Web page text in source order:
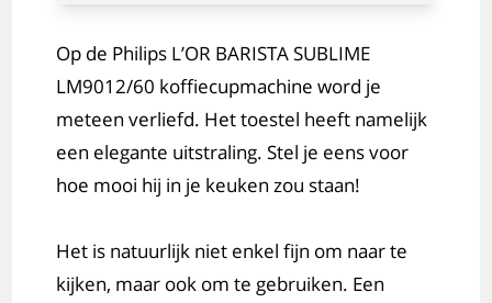
Op de Philips L’OR BARISTA SUBLIME
LM9012/60 koffiecupmachine word je
meteen verliefd. Het toestel heeft namelijk
een elegante uitstraling. Stel je eens voor
hoe mooi hij in je keuken zou staan!
Het is natuurlijk niet enkel fijn om naar te
kijken, maar ook om te gebruiken. Een